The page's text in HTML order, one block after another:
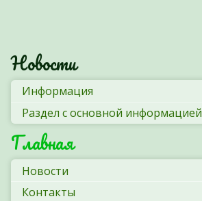
Новости
Информация
Раздел с основной информацией
Главная
Новости
Контакты